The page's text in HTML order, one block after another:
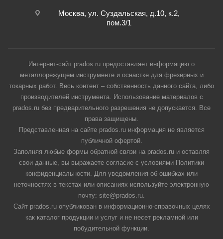
Москва, ул. Суздальская, д.10, к.2,
пом.3/1
Интернет-сайт prados.ru предоставляет информацию о
металлорежущем инструменте и оснастке для фрезерных и
токарных работ. Весь контент – собственность данного сайта, либо
производителей инструмента. Использование материалов с
prados.ru без предварительного разрешения не допускается. Все
права защищены.
Представленная на сайте prados.ru информация не является
публичной офертой.
Заполняя любые формы обратной связи на prados.ru и оставляя
свои данные, вы выражаете согласие с условиями Политики
конфиденциальности. Для уведомления об ошибках или
неточностях в текстах или описаниях используйте электронную
почту: site@prados.ru.
Сайт prados.ru опубликован в информационно-справочных целях
как каталог продукции и услуг и не несет рекламной или
побудительной функции.